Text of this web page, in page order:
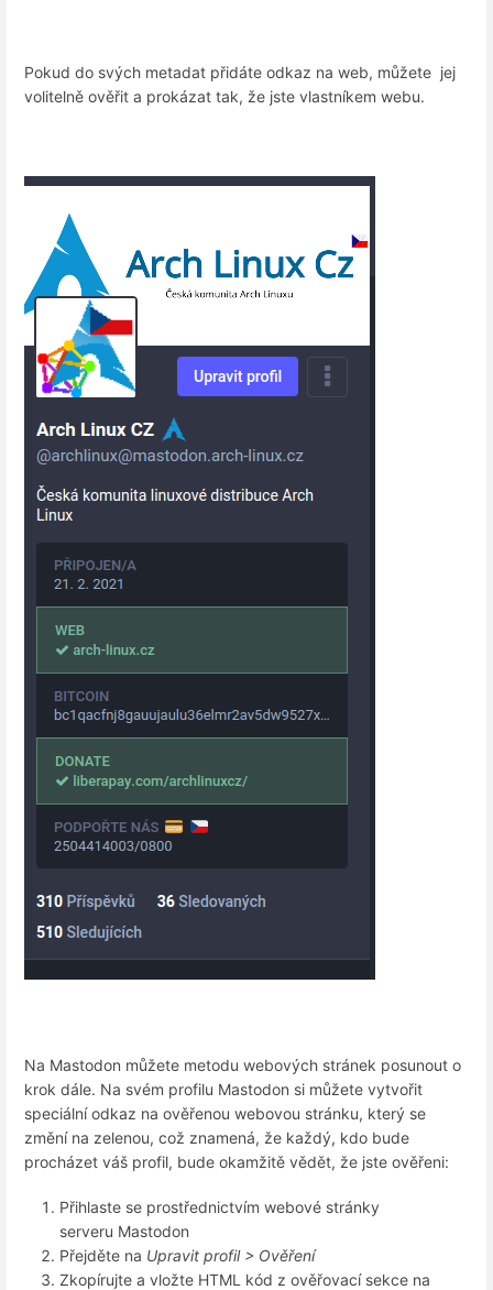
Pokud do svých metadat přidáte odkaz na web, můžete jej
volitelně ověřit a prokázat tak, že jste vlastníkem webu.
Na Mastodon můžete metodu webových stránek posunout o
krok dále. Na svém profilu Mastodon si můžete vytvořit
speciální odkaz na ověřenou webovou stránku, který se
změní na zelenou, což znamená, že každý, kdo bude
procházet váš profil, bude okamžitě vědět, že jste ověřeni:
Přihlaste se prostřednictvím webové stránky
serveru Mastodon
Přejděte na Upravit profil > Ověření
Zkopírujte a vložte HTML kód z ověřovací sekce na